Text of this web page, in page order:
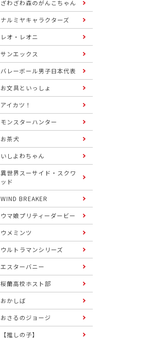
ざわざわ森のがんこちゃん
ナルミヤキャラクターズ
レオ・レオニ
サンエックス
バレーボール男子日本代表
お文具といっしょ
アイカツ！
モンスターハンター
お茶犬
いしよわちゃん
異世界スーサイド・スクワ
ッド
WIND BREAKER
ウマ娘プリティーダービー
ウメミンツ
ウルトラマンシリーズ
エスターバニー
桜蘭高校ホスト部
おかしば
おさるのジョージ
【推しの子】